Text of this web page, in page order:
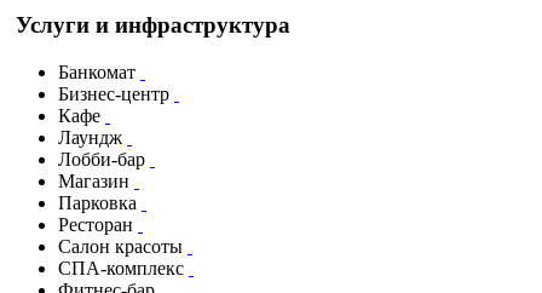
Услуги и инфраструктура
Банкомат
Бизнес-центр
Кафе
Лаундж
Лобби-бар
Магазин
Парковка
Ресторан
Салон красоты
СПА-комплекс